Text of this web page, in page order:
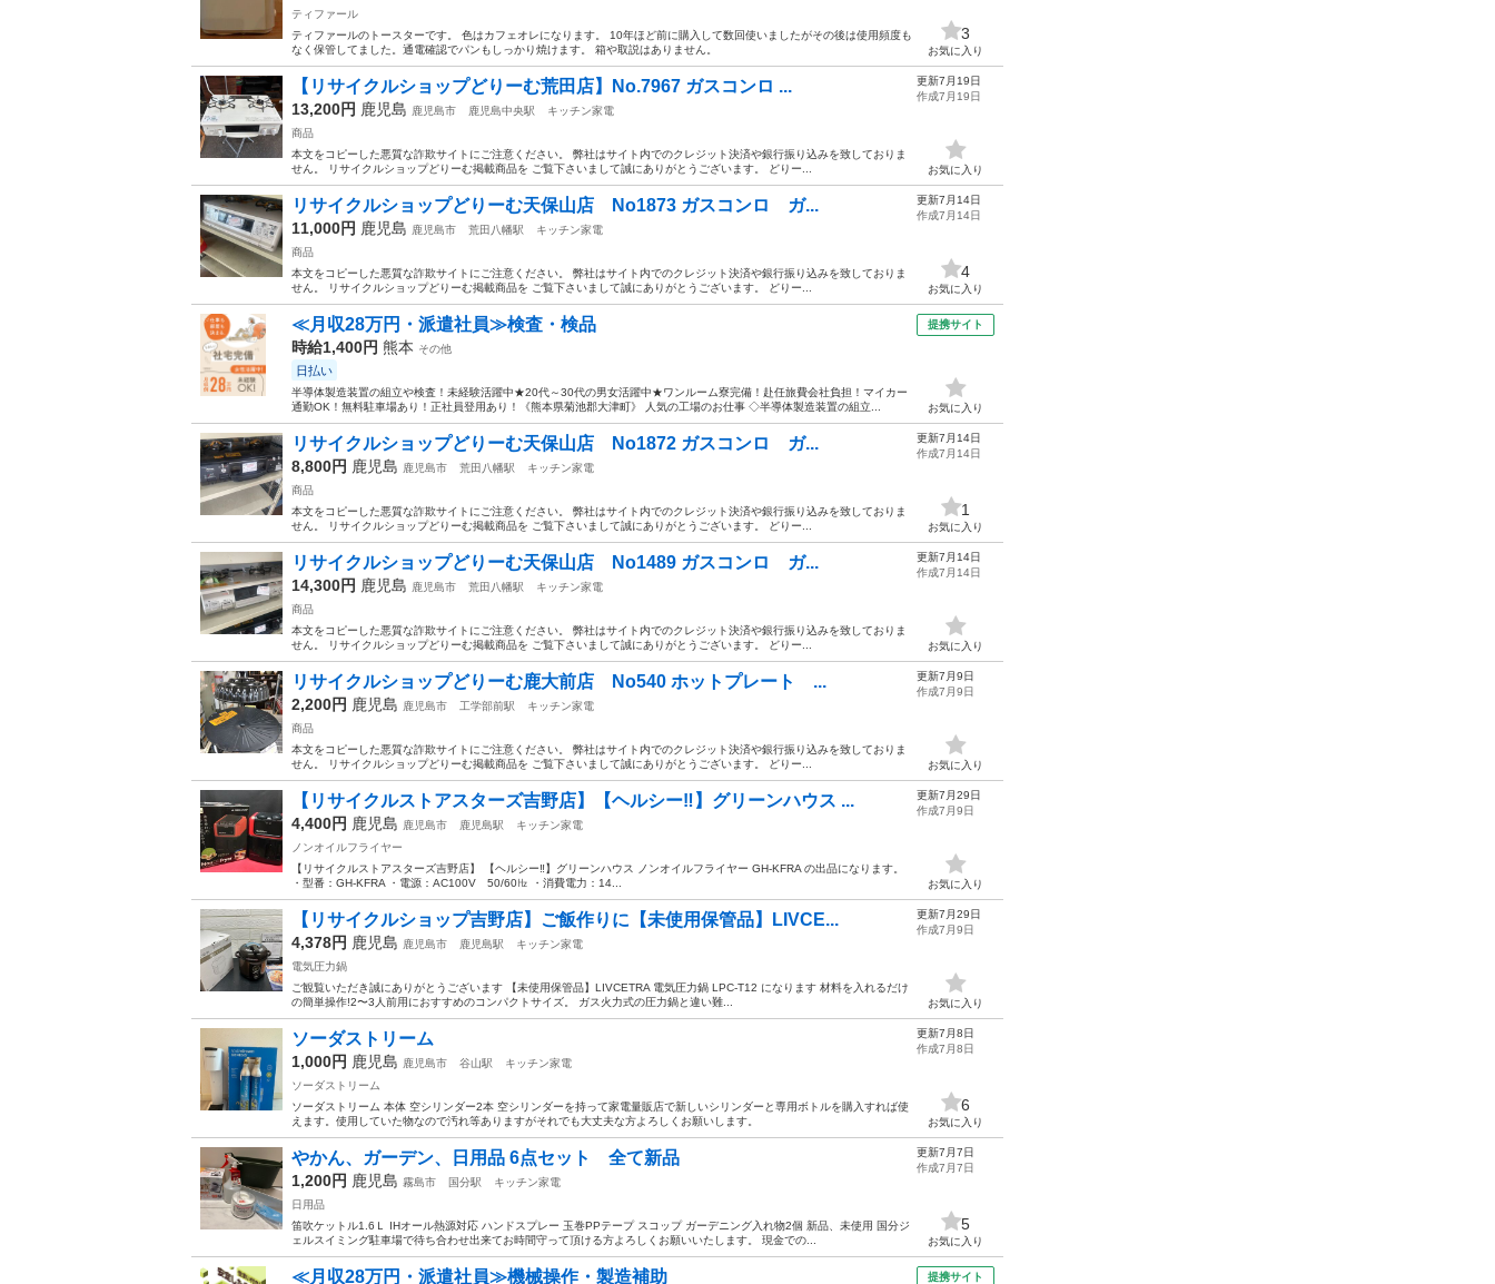
ティファール
ティファールのトースターです。 色はカフェオレになります。 10年ほど前に購入して数回使いましたがその後は使用頻度も
なく保管してました。通電確認でパンもしっかり焼けます。 箱や取説はありません。
3
お気に入り
【リサイクルショップどりーむ荒田店】No.7967 ガスコンロ ...
13,200円 鹿児島 鹿児島市 鹿児島中央駅
キッチン家電
商品
本文をコピーした悪質な詐欺サイトにご注意ください。 弊社はサイト内でのクレジット決済や銀行振り込みを致しておりま
せん。 リサイクルショップどりーむ掲載商品を ご覧下さいまして誠にありがとうございます。 どりー...
更新7月19日
作成7月19日
お気に入り
リサイクルショップどりーむ天保山店 No1873 ガスコンロ ガ...
11,000円 鹿児島 鹿児島市 荒田八幡駅
キッチン家電
商品
本文をコピーした悪質な詐欺サイトにご注意ください。 弊社はサイト内でのクレジット決済や銀行振り込みを致しておりま
せん。 リサイクルショップどりーむ掲載商品を ご覧下さいまして誠にありがとうございます。 どりー...
更新7月14日
作成7月14日
4
お気に入り
≪月収28万円・派遣社員≫検査・検品
時給1,400円 熊本 その他
日払い
半導体製造装置の組立や検査！未経験活躍中★20代～30代の男女活躍中★ワンルーム寮完備！赴任旅費会社負担！マイカー
通勤OK！無料駐車場あり！正社員登用あり！《熊本県菊池郡大津町》 人気の工場のお仕事 ◇半導体製造装置の組立...
提携サイト
お気に入り
リサイクルショップどりーむ天保山店 No1872 ガスコンロ ガ...
8,800円 鹿児島 鹿児島市 荒田八幡駅
キッチン家電
商品
本文をコピーした悪質な詐欺サイトにご注意ください。 弊社はサイト内でのクレジット決済や銀行振り込みを致しておりま
せん。 リサイクルショップどりーむ掲載商品を ご覧下さいまして誠にありがとうございます。 どりー...
更新7月14日
作成7月14日
1
お気に入り
リサイクルショップどりーむ天保山店 No1489 ガスコンロ ガ...
14,300円 鹿児島 鹿児島市 荒田八幡駅
キッチン家電
商品
本文をコピーした悪質な詐欺サイトにご注意ください。 弊社はサイト内でのクレジット決済や銀行振り込みを致しておりま
せん。 リサイクルショップどりーむ掲載商品を ご覧下さいまして誠にありがとうございます。 どりー...
更新7月14日
作成7月14日
お気に入り
リサイクルショップどりーむ鹿大前店 No540 ホットプレート ...
2,200円 鹿児島 鹿児島市 工学部前駅
キッチン家電
商品
本文をコピーした悪質な詐欺サイトにご注意ください。 弊社はサイト内でのクレジット決済や銀行振り込みを致しておりま
せん。 リサイクルショップどりーむ掲載商品を ご覧下さいまして誠にありがとうございます。 どりー...
更新7月9日
作成7月9日
お気に入り
【リサイクルストアスターズ吉野店】【ヘルシー‼】グリーンハウス ...
4,400円 鹿児島 鹿児島市 鹿児島駅
キッチン家電
ノンオイルフライヤー
【リサイクルストアスターズ吉野店】 【ヘルシー‼】グリーンハウス ノンオイルフライヤー GH‐KFRA の出品になります。
・型番：GH‐KFRA ・電源：AC100V 50/60㎐ ・消費電力：14...
更新7月29日
作成7月9日
お気に入り
【リサイクルショップ吉野店】ご飯作りに【未使用保管品】LIVCE...
4,378円 鹿児島 鹿児島市 鹿児島駅
キッチン家電
電気圧力鍋
ご観覧いただき誠にありがとうございます 【未使用保管品】LIVCETRA 電気圧力鍋 LPC-T12 になります 材料を入れるだけ
の簡単操作!2〜3人前用におすすめのコンパクトサイズ。 ガス火力式の圧力鍋と違い難...
更新7月29日
作成7月9日
お気に入り
ソーダストリーム
1,000円 鹿児島 鹿児島市 谷山駅
キッチン家電
ソーダストリーム
ソーダストリーム 本体 空シリンダー2本 空シリンダーを持って家電量販店で新しいシリンダーと専用ボトルを購入すれば使
えます。使用していた物なので汚れ等ありますがそれでも大丈夫な方よろしくお願いします。
更新7月8日
作成7月8日
6
お気に入り
やかん、ガーデン、日用品 6点セット 全て新品
1,200円 鹿児島 霧島市 国分駅
キッチン家電
日用品
笛吹ケットル1.6Ｌ IHオール熱源対応 ハンドスプレー 玉巻PPテープ スコップ ガーデニング入れ物2個 新品、未使用 国分ジ
ェルスイミング駐車場で待ち合わせ出来てお時間守って頂ける方よろしくお願いいたします。 現金での...
更新7月7日
作成7月7日
5
お気に入り
≪月収28万円・派遣社員≫機械操作・製造補助 提携サイト